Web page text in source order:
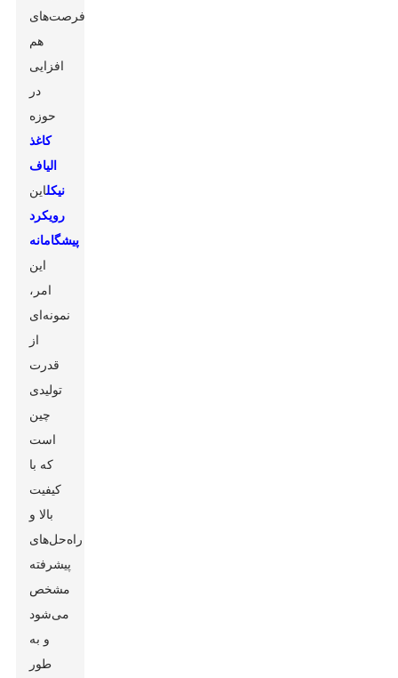
فرصت‌های
هم
افزایی
در
حوزه
کاغذ
الیاف
نیکلاین
رویکرد
پیشگامانه
این
امر،
نمونه‌ای
از
قدرت
تولیدی
چین
است
که با
کیفیت
بالا و
راه‌حل‌های
پیشرفته
مشخص
می‌شود
و به
طور